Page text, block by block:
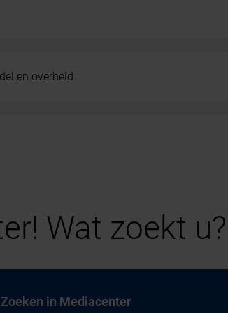
en overheid
Wat zoekt u?
Zoeken in Mediacenter